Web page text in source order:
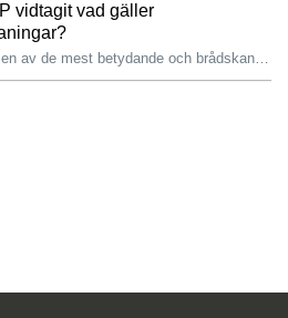
vidtagit vad gäller
Klimatförändringarna är en av de mest betydande och brådskande frågorna som dagens företag och samhälle står inför. Vetenskapen är tydlig, konsekvenserna ...